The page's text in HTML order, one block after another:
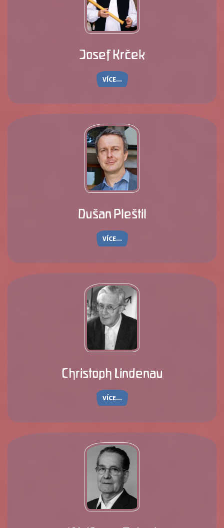
Josef Krček
VÍCE...
Dušan Pleštil
VÍCE...
Christoph Lindenau
VÍCE...